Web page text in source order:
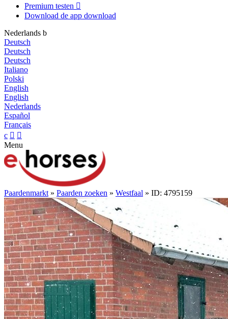
Premium testen 
Download de app download
Nederlands b
Deutsch
Deutsch
Deutsch
Italiano
Polski
English
English
Nederlands
Español
Français
c  
Menu
Paardenmarkt » Paarden zoeken » Westfaal » ID: 4795159